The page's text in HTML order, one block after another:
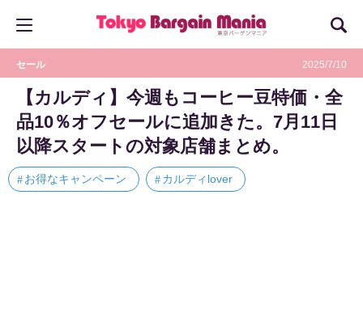
セール 2025/7/10
【カルディ】今週もコーヒー豆特価・全
品10％オフセールに追加きた。7月11日
以降スタートの対象店舗まとめ。
お得なキャンペーン カルディlover